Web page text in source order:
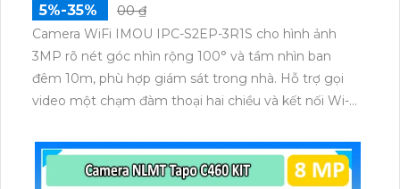
5%-35%
00 ₫
Camera WiFi IMOU IPC-S2EP-3R1S cho hình ảnh
3MP rõ nét góc nhìn rộng 100° và tầm nhìn ban
đêm 10m, phù hợp giám sát trong nhà. Hỗ trợ gọi
video một chạm đàm thoại hai chiều và kết nối Wi-Fi
microSD tối đa 256GB hoặc lưu đám mây dễ lắp đặt
cho gia đình và văn phòng nhỏ.